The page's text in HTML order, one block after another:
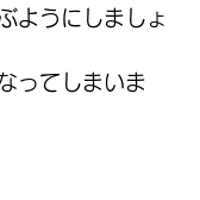
ようにしましょ
ってしまいま